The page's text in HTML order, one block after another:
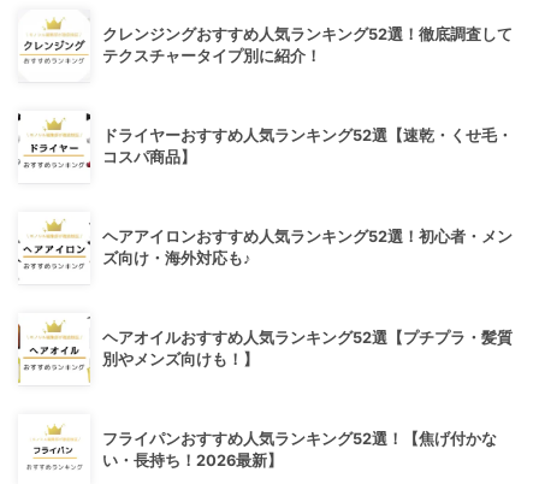
クレンジングおすすめ人気ランキング52選！徹底調査して
テクスチャータイプ別に紹介！
ドライヤーおすすめ人気ランキング52選【速乾・くせ毛・
コスパ商品】
ヘアアイロンおすすめ人気ランキング52選！初心者・メン
ズ向け・海外対応も♪
ヘアオイルおすすめ人気ランキング52選【プチプラ・髪質
別やメンズ向けも！】
フライパンおすすめ人気ランキング52選！【焦げ付かな
い・長持ち！2026最新】